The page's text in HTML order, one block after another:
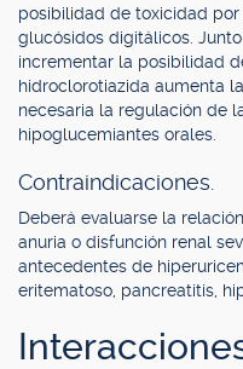
posibilidad de toxicidad
glucósidos digitálicos.
incrementar la posibilidad
hidroclorotiazida aumenta
necesaria la regulación de
hipoglucemiantes orales.
Contraindicaciones.
Deberá evaluarse la
anuria o disfunción renal
antecedentes de
eritematoso, pancreatitis,